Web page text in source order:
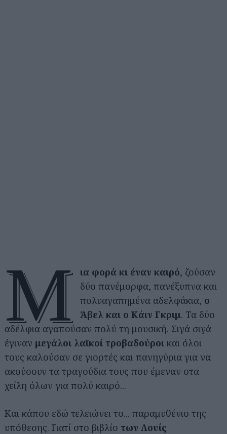
Μ ια φορά κι έναν καιρό, ζούσαν
δύο πανέμορφα, πανέξυπνα και
πολυαγαπημένα αδελφάκια, ο
Άβελ και ο Κάιν Γκριμ. Τα δύο
αδέλφια αγαπούσαν πολύ τη μουσική. Σιγά σιγά
έγιναν μεγάλοι λαϊκοί τροβαδούροι και όλοι
τους καλούσαν σε γιορτές και πανηγύρια για να
ακούσουν τα τραγούδια τους που έμεναν στα
χείλη όλων για πολύ καιρό...
Και κάπου εδώ τελειώνει το... παραμυθένιο της
υπόθεσης. Γιατί στο βιβλίο των Λουίς